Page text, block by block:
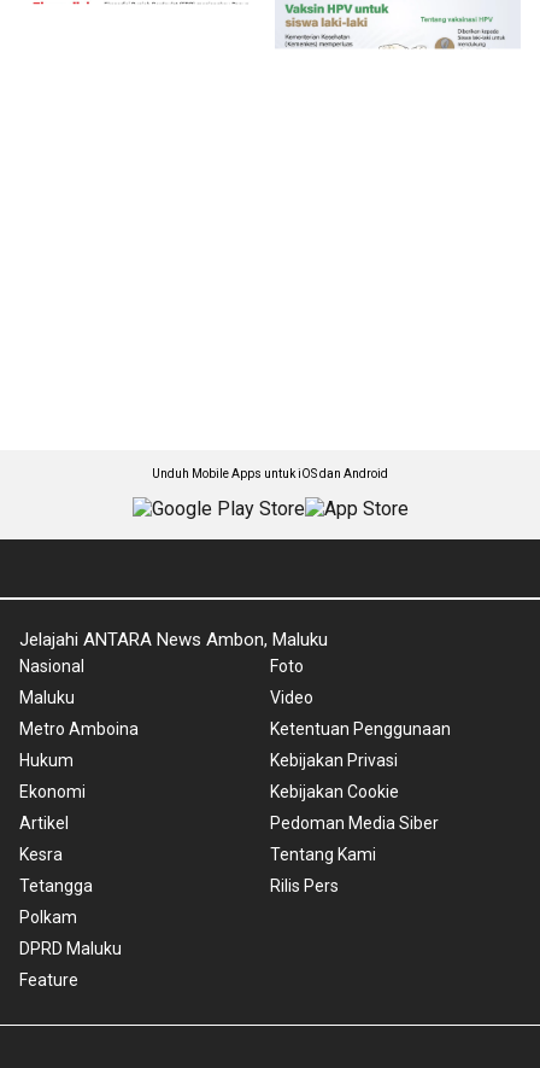
Unduh Mobile Apps untuk iOS dan Android
Jelajahi ANTARA News Ambon, Maluku
Nasional
Maluku
Metro Amboina
Hukum
Ekonomi
Artikel
Kesra
Tetangga
Polkam
DPRD Maluku
Feature
Foto
Video
Ketentuan Penggunaan
Kebijakan Privasi
Kebijakan Cookie
Pedoman Media Siber
Tentang Kami
Rilis Pers